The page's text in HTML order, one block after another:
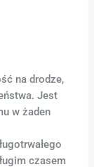
na drodze,
Jest
w żaden
czasem